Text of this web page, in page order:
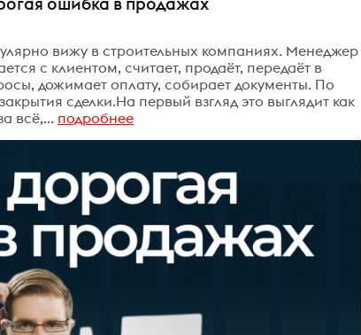
вижу в строительных компаниях. Менеджер
с клиентом, считает, продаёт, передаёт в
дожимает оплату, собирает документы. По
сделки.На первый взгляд это выглядит как
всё,... подробнее